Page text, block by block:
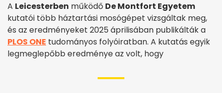
A Leicesterben működő De Montfort Egyetem
kutatói több háztartási mosógépet vizsgáltak meg,
és az eredményeket 2025 áprilisában publikálták a
PLOS ONE tudományos folyóiratban. A kutatás egyik
legmeglepőbb eredménye az volt, hogy